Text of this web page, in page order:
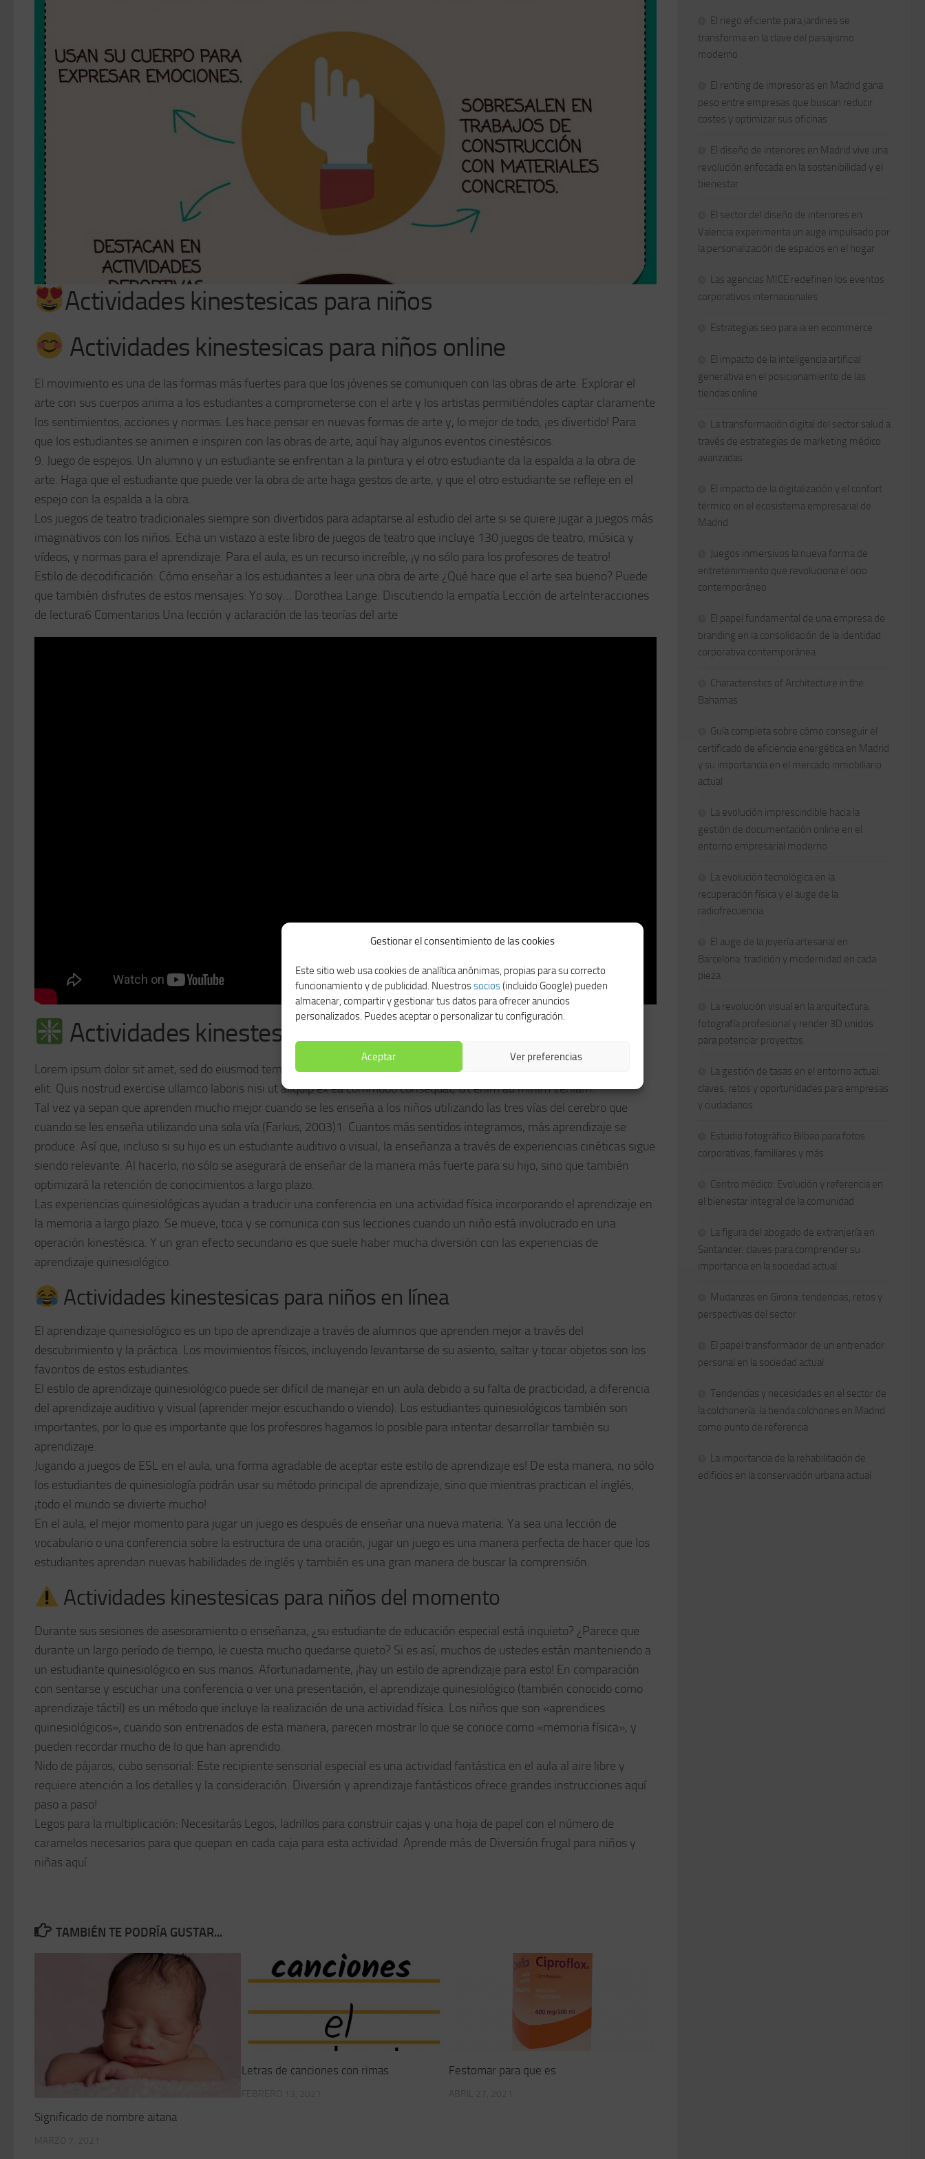
Gestionar el consentimiento de las cookies
Este sitio web usa cookies de analítica anónimas, propias para su correcto
funcionamiento y de publicidad. Nuestrossocios(incluido Google) pueden
almacenar, compartir y gestionar tus datos para ofrecer anuncios
personalizados. Puedes aceptar o personalizar tu configuración.
Aceptar Ver preferencias
Actividades kinestesicas para niños
Actividades kinestesicas para niños online
El movimiento es una de las formas más fuertes para que los jóvenes se comuniquen con las obras de arte. Explorar el
arte con sus cuerpos anima a los estudiantes a comprometerse con el arte y los artistas permitiéndoles captar claramente
los sentimientos, acciones y normas. Les hace pensar en nuevas formas de arte y, lo mejor de todo, ¡es divertido! Para
que los estudiantes se animen e inspiren con las obras de arte, aquí hay algunos eventos cinestésicos.
9. Juego de espejos. Un alumno y un estudiante se enfrentan a la pintura y el otro estudiante da la espalda a la obra de
arte. Haga que el estudiante que puede ver la obra de arte haga gestos de arte, y que el otro estudiante se refleje en el
espejo con la espalda a la obra.
Los juegos de teatro tradicionales siempre son divertidos para adaptarse al estudio del arte si se quiere jugar a juegos más
imaginativos con los niños. Echa un vistazo a este libro de juegos de teatro que incluye 130 juegos de teatro, música y
vídeos, y normas para el aprendizaje. Para el aula, es un recurso increíble, ¡y no sólo para los profesores de teatro!
Estilo de decodificación: Cómo enseñar a los estudiantes a leer una obra de arte ¿Qué hace que el arte sea bueno? Puede
que también disfrutes de estos mensajes: Yo soy… Dorothea Lange: Discutiendo la empatía Lección de arteInteracciones
de lectura6 Comentarios Una lección y aclaración de las teorías del arte
Actividades kinestesicas para niños 2020
Lorem ipsum dolor sit amet, sed do eiusmod tempor incididunt ut labore et dolore magna aliqua, consectetur adipiscing
elit. Quis nostrud exercise ullamco laboris nisi ut aliquip ex ea commodo consequat, Ut enim ad minim veniam.
Tal vez ya sepan que aprenden mucho mejor cuando se les enseña a los niños utilizando las tres vías del cerebro que
cuando se les enseña utilizando una sola vía (Farkus, 2003)1. Cuantos más sentidos integramos, más aprendizaje se
produce. Así que, incluso si su hijo es un estudiante auditivo o visual, la enseñanza a través de experiencias cinéticas sigue
siendo relevante. Al hacerlo, no sólo se asegurará de enseñar de la manera más fuerte para su hijo, sino que también
optimizará la retención de conocimientos a largo plazo.
Las experiencias quinesiológicas ayudan a traducir una conferencia en una actividad física incorporando el aprendizaje en
la memoria a largo plazo. Se mueve, toca y se comunica con sus lecciones cuando un niño está involucrado en una
operación kinestésica. Y un gran efecto secundario es que suele haber mucha diversión con las experiencias de
aprendizaje quinesiológico.
Actividades kinestesicas para niños en línea
El aprendizaje quinesiológico es un tipo de aprendizaje a través de alumnos que aprenden mejor a través del
descubrimiento y la práctica. Los movimientos físicos, incluyendo levantarse de su asiento, saltar y tocar objetos son los
favoritos de estos estudiantes.
El estilo de aprendizaje quinesiológico puede ser difícil de manejar en un aula debido a su falta de practicidad, a diferencia
del aprendizaje auditivo y visual (aprender mejor escuchando o viendo). Los estudiantes quinesiológicos también son
importantes, por lo que es importante que los profesores hagamos lo posible para intentar desarrollar también su
aprendizaje.
Jugando a juegos de ESL en el aula, una forma agradable de aceptar este estilo de aprendizaje es! De esta manera, no sólo
los estudiantes de quinesiología podrán usar su método principal de aprendizaje, sino que mientras practican el inglés,
¡todo el mundo se divierte mucho!
En el aula, el mejor momento para jugar un juego es después de enseñar una nueva materia. Ya sea una lección de
vocabulario o una conferencia sobre la estructura de una oración, jugar un juego es una manera perfecta de hacer que los
estudiantes aprendan nuevas habilidades de inglés y también es una gran manera de buscar la comprensión.
Actividades kinestesicas para niños del momento
Durante sus sesiones de asesoramiento o enseñanza, ¿su estudiante de educación especial está inquieto? ¿Parece que
durante un largo período de tiempo, le cuesta mucho quedarse quieto? Si es así, muchos de ustedes están manteniendo a
un estudiante quinesiológico en sus manos. Afortunadamente, ¡hay un estilo de aprendizaje para esto! En comparación
con sentarse y escuchar una conferencia o ver una presentación, el aprendizaje quinesiológico (también conocido como
aprendizaje táctil) es un método que incluye la realización de una actividad física. Los niños que son «aprendices
quinesiológicos», cuando son entrenados de esta manera, parecen mostrar lo que se conoce como «memoria física», y
pueden recordar mucho de lo que han aprendido.
Nido de pájaros, cubo sensorial: Este recipiente sensorial especial es una actividad fantástica en el aula al aire libre y
requiere atención a los detalles y la consideración. Diversión y aprendizaje fantásticos ofrece grandes instrucciones aquí
paso a paso!
Legos para la multiplicación: Necesitarás Legos, ladrillos para construir cajas y una hoja de papel con el número de
caramelos necesarios para que quepan en cada caja para esta actividad. Aprende más de Diversión frugal para niños y
niñas aquí.
TAMBIÉN TE PODRÍA GUSTAR...
Significado de nombre aitana
Letras de canciones con rimas Festomar para que es
El riego eficiente para jardines se
transforma en la clave del paisajismo
moderno
El renting de impresoras en Madrid gana
peso entre empresas que buscan reducir
costes y optimizar sus oficinas
El diseño de interiores en Madrid vive una
revolución enfocada en la sostenibilidad y el
bienestar
El sector del diseño de interiores en
Valencia experimenta un auge impulsado por
la personalización de espacios en el hogar
Las agencias MICE redefinen los eventos
corporativos internacionales
Estrategias seo para ia en ecommerce
El impacto de la inteligencia artificial
generativa en el posicionamiento de las
tiendas online
La transformación digital del sector salud a
través de estrategias de marketing médico
avanzadas
El impacto de la digitalización y el confort
térmico en el ecosistema empresarial de
Madrid
Juegos inmersivos la nueva forma de
entretenimiento que revoluciona el ocio
contemporáneo
El papel fundamental de una empresa de
branding en la consolidación de la identidad
corporativa contemporánea
Characteristics of Architecture in the
Bahamas
Guía completa sobre cómo conseguir el
certificado de eficiencia energética en Madrid
y su importancia en el mercado inmobiliario
actual
La evolución imprescindible hacia la
gestión de documentación online en el
entorno empresarial moderno
La evolución tecnológica en la
recuperación física y el auge de la
radiofrecuencia
El auge de la joyería artesanal en
Barcelona: tradición y modernidad en cada
pieza
La revolución visual en la arquitectura:
fotografía profesional y render 3D unidos
para potenciar proyectos
La gestión de tasas en el entorno actual:
claves, retos y oportunidades para empresas
y ciudadanos
Estudio fotográfico Bilbao para fotos
corporativas, familiares y más
Centro médico: Evolución y referencia en
el bienestar integral de la comunidad
La figura del abogado de extranjería en
Santander: claves para comprender su
importancia en la sociedad actual
Mudanzas en Girona: tendencias, retos y
perspectivas del sector
El papel transformador de un entrenador
personal en la sociedad actual
Tendencias y necesidades en el sector de
la colchonería: la tienda colchones en Madrid
como punto de referencia
La importancia de la rehabilitación de
edificios en la conservación urbana actual